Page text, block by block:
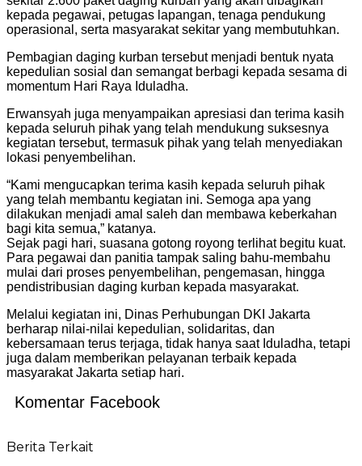
kepada pegawai, petugas lapangan, tenaga pendukung
operasional, serta masyarakat sekitar yang membutuhkan.
Pembagian daging kurban tersebut menjadi bentuk nyata
kepedulian sosial dan semangat berbagi kepada sesama di
momentum Hari Raya Iduladha.
Erwansyah juga menyampaikan apresiasi dan terima kasih
kepada seluruh pihak yang telah mendukung suksesnya
kegiatan tersebut, termasuk pihak yang telah menyediakan
lokasi penyembelihan.
“Kami mengucapkan terima kasih kepada seluruh pihak
yang telah membantu kegiatan ini. Semoga apa yang
dilakukan menjadi amal saleh dan membawa keberkahan
bagi kita semua,” katanya.
Sejak pagi hari, suasana gotong royong terlihat begitu kuat.
Para pegawai dan panitia tampak saling bahu-membahu
mulai dari proses penyembelihan, pengemasan, hingga
pendistribusian daging kurban kepada masyarakat.
Melalui kegiatan ini, Dinas Perhubungan DKI Jakarta
berharap nilai-nilai kepedulian, solidaritas, dan
kebersamaan terus terjaga, tidak hanya saat Iduladha, tetapi
juga dalam memberikan pelayanan terbaik kepada
masyarakat Jakarta setiap hari.
Komentar Facebook
Berita Terkait